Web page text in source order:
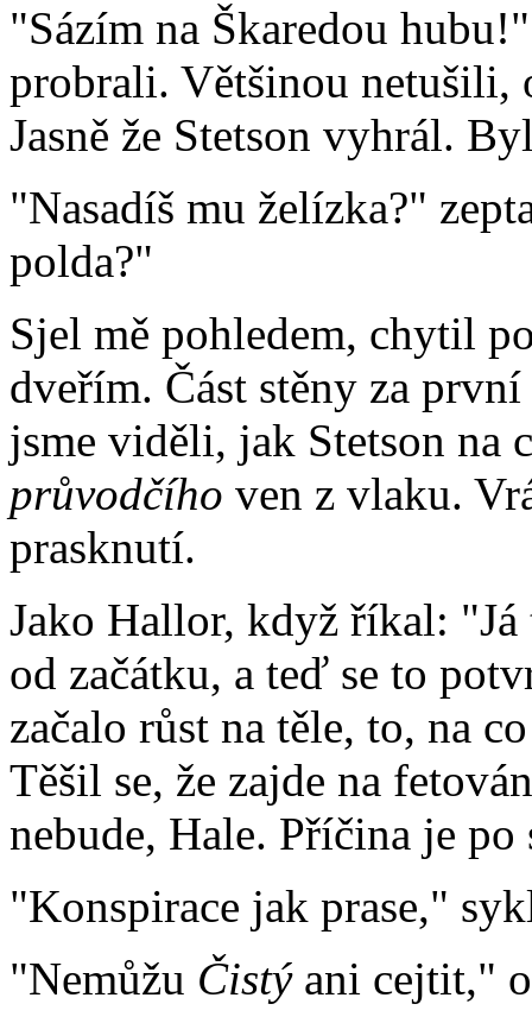
"Sázím na Škaredou
probrali. Většinou netušili,
Jasně že Stetson vyhrál.
"Nasadíš mu želízka?"
polda?"
Sjel mě pohledem, chytil
dveřím. Část stěny za
jsme viděli, jak Stetson na
průvodčího ven z vlaku.
prasknutí.
Jako Hallor, když říkal:
od začátku, a teď se to
začalo růst na těle, to, na
Těšil se, že zajde na
nebude, Hale. Příčina je
"Konspirace jak prase,"
"Nemůžu Čistýani cejtit,"